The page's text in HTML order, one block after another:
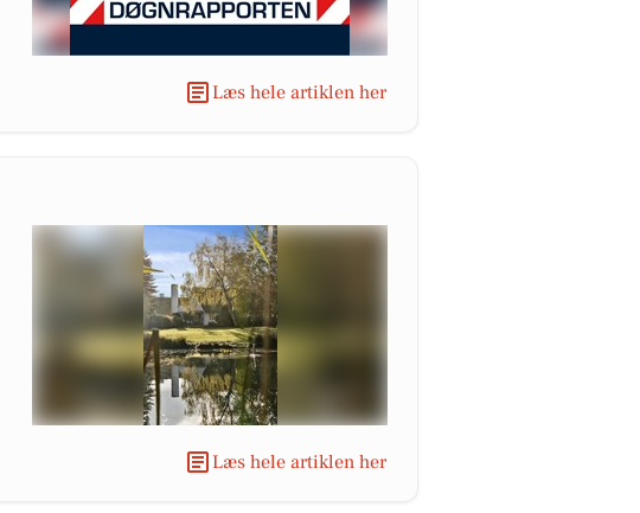
Læs hele artiklen her
Læs hele artiklen her